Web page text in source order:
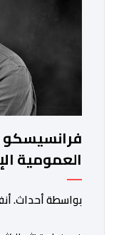
فرانسيسكو
العمومية
معادية
بواسطة أحداث.